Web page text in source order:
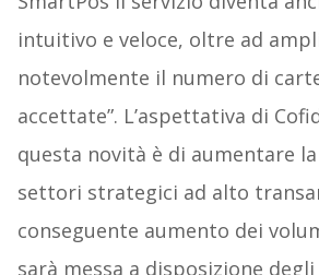
intuitivo e veloce, oltre ad
notevolmente il numero di
accettate”. L’aspettativa di
questa novità è di aumentare
settori strategici ad alto
conseguente aumento dei
sarà messa a disposizione